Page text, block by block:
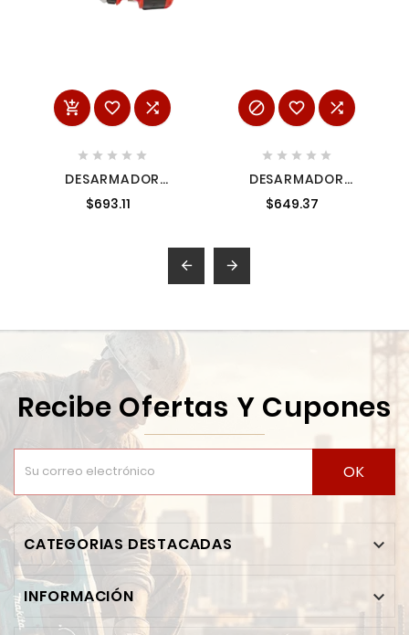
  
    
DESARMADOR
MULTIPUNTA
MATRACA 8 EN 1
$693.11
  
    
DESARMADOR
MULTIPUNTA
MATRACA 14 EN 1
$649.37
 
Recibe Ofertas Y Cupones
OK
CATEGORIAS DESTACADAS 
INFORMACIÓN 